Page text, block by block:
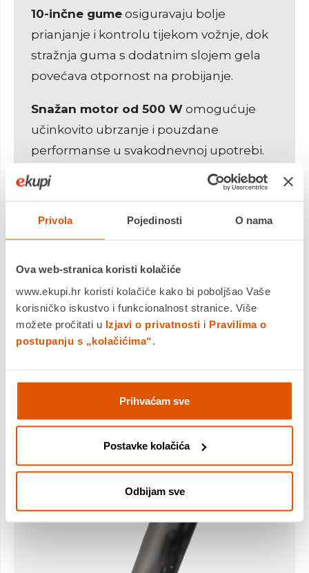
Privola Pojedinosti O nama
Ova web-stranica koristi kolačiće
www.ekupi.hr koristi kolačiće kako bi poboljšao Vaše
korisničko iskustvo i funkcionalnost stranice. Više
možete pročitati u Izjavi o privatnosti i Pravilima o
postupanju s „kolačićima“
Prihvaćam sve
Postavke kolačića
Odbijam sve
10-inčne gume osiguravaju bolje
prianjanje i kontrolu tijekom vožnje, dok
stražnja guma s dodatnim slojem gela
povećava otpornost na probijanje.
Snažan motor od 500 W omogućuje
učinkovito ubrzanje i pouzdane
performanse u svakodnevnoj upotrebi.
Sklapanje u nekoliko
spremanje i transport.
Široko gazište
Presvučeno gumom za sigurniji i stabilniji
oslonac.
Smart BMS
Napredan sustav upravljanja baterijom za
veću sigurnost i dulji vijek trajanja.